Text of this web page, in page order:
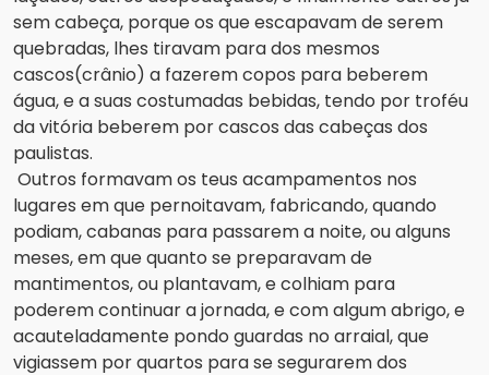
sem cabeça, porque os que escapavam de serem
quebradas, lhes tiravam para dos mesmos
cascos(crânio) a fazerem copos para beberem
água, e a suas costumadas bebidas, tendo por troféu
da vitória beberem por cascos das cabeças dos
paulistas.
Outros formavam os teus acampamentos nos
lugares em que pernoitavam, fabricando, quando
podiam, cabanas para passarem a noite, ou alguns
meses, em que quanto se preparavam de
poderem continuar a jornada, e com algum abrigo, e
acauteladamente pondo guardas no arraial, que
vigiassem por quartos para se segurarem dos